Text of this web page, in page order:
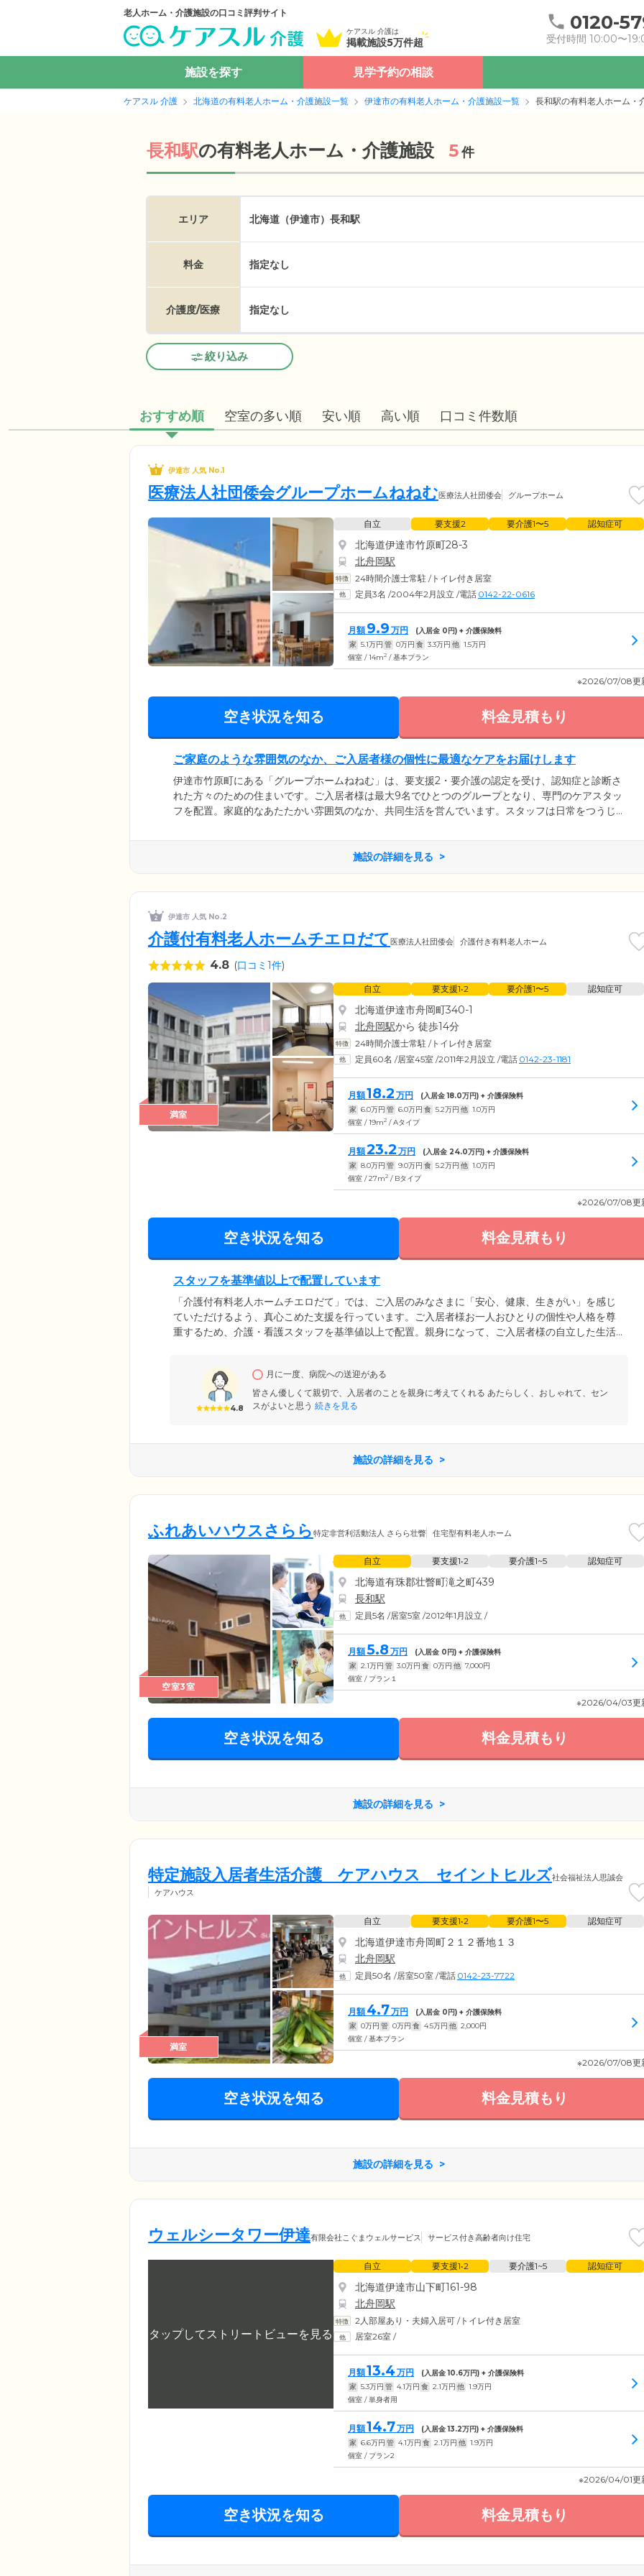
老人ホーム・介護施設の口コミ評判サイト
ケアスル 介護は
掲載施設5万件超
0120-
受付時間 10:00〜
施設を探す 見学予約の相談
ケアスル 介護 北海道の有料老人ホーム・介護施設一覧 伊達市の有料老人ホーム・介護施設一覧 長和駅の有料老人ホーム・
長和駅の有料老人ホーム・介護施設 5件
エリア 北海道（伊達市） 長和駅
料金 指定なし
介護度/医療 指定なし
絞り込み
おすすめ順 空室の多い順 安い順 高い順 口コミ件数順
伊達市 人気 No.1
医療法人社団倭会グループホームねねむ 医療法人社団倭会 グループホーム
自立 要支援2 要介護1〜5 認知症可
北海道伊達市竹原町28-3
北舟岡駅
24時間介護士常駐 /トイレ付き居室
定員3名 /2004年2月設立 /電話 0142-22-0616
月額 9.9 万円 (入居金 0円) + 介護保険料
家 5.1万円 管 0万円 食 3.3万円 他 1.5万円
個室 / 14m2 / 基本プラン
※2026/07/08更
空き状況を知る 料金見積もり
ご家庭のような雰囲気のなか、ご入居者様の個性に最適なケアをお届けします
伊達市竹原町にある「グループホームねねむ」は、要支援2・要介護の認定を受け、認知症と診断さ
れた方々のための住まいです。ご入居者様は最大9名でひとつのグループとなり、専門のケアスタッ
フを配置。家庭的なあたたかい雰囲気のなか、共同生活を営んでいます。スタッフは日常をつうじ
どから、お一人おひとりが得意とする家事のお手伝いをしていただいています。暮らしのなかでご
自身の役割をこなしながら、身体機能を活用していくことにより脳を活性化。認知機能の維持・向
施設の詳細を見る
伊達市 人気 No.2
介護付有料老人ホームチエロだて医療法人社団倭会 介護付き有料老人ホーム
4.8 (口コミ1件)
満室
自立 要支援1•2 要介護1〜5 認知症可
北海道伊達市舟岡町340-1
北舟岡駅から 徒歩14分
24時間介護士常駐 /トイレ付き居室
定員60名 /居室45室 /2011年2月設立 /電話 0142-23-1181
月額18.2 万円 (入居金18.0万円) + 介護保険料
家 6.0万円 管 6.0万円 食 5.2万円 他 1.0万円
個室 / 19m2 / Aタイプ
月額23.2 万円 (入居金 24.0万円) + 介護保険料
家 8.0万円 管 9.0万円 食 5.2万円 他 1.0万円
個室 / 27m2 / Bタイプ
※2026/07/08更
空き状況を知る 料金見積もり
スタッフを基準値以上で配置しています
「介護付有料老人ホームチエロだて」では、ご入居のみなさまに「安心、健康、生きがい」を感じ
ていただけるよう、真心こめた支援を行っています。ご入居者様お一人おひとりの個性や人格を尊
重するため、介護・看護スタッフを基準値以上で配置。親身になって、ご入居者様の自立した生活
4.8
月に一度、病院への送迎がある
皆さん優しくて親切で、入居者のことを親身に考えてくれる あたらしく、おしゃれて、セン
スがよいと思う 続きを見る
施設の詳細を見る
ふれあいハウスさらら 特定非営利活動法人 さらら壮瞥 住宅型有料老人ホーム
空室3室
自立 要支援1•2 要介護1~5 認知症可
北海道有珠郡壮瞥町滝之町439
長和駅
定員5名 /居室5室 /2012年1月設立 /
月額5.8 万円 (入居金 0 円) + 介護保険料
家 2.1万円 管 3.0万円 食 0万円 他 7,000円
個室 / プラン１
※2026/04/03更
空き状況を知る 料金見積もり
施設の詳細を見る
特定施設入居者生活介護 ケアハウス セイントヒルズ社会福祉法人思誠会
ケアハウス
満室
自立 要支援1•2 要介護1〜5 認知症可
北海道伊達市舟岡町２１２番地１３
北舟岡駅
定員50名 /居室50室 /電話 0142-23-7722
月額 4.7万円 (入居金 0 円) + 介護保険料
家 0万円 管 0万円 食 4.5万円 他 2,000円
個室 / 基本プラン
※2026/07/08更
空き状況を知る 料金見積もり
施設の詳細を見る
ウェルシータワー伊達有限会社こぐまウェルサービス サービス付き高齢者向け住宅
自立 要支援1•2 要介護1~5 認知症可
北海道伊達市山下町161-98
北舟岡駅
2人部屋あり・夫婦入居可 /トイレ付き居室
居室26室 /
月額13.4 万円 (入居金10.6万円) + 介護保険料
家 5.3万円 管 4.1万円 食 2.1万円 他 1.9万円
個室 / 単身者用
月額14.7万円 (入居金13.2万円) + 介護保険料
家 6.6万円 管 4.1万円 食 2.1万円 他 1.9万円
個室 / プラン2
※2026/04/01更
空き状況を知る 料金見積もり